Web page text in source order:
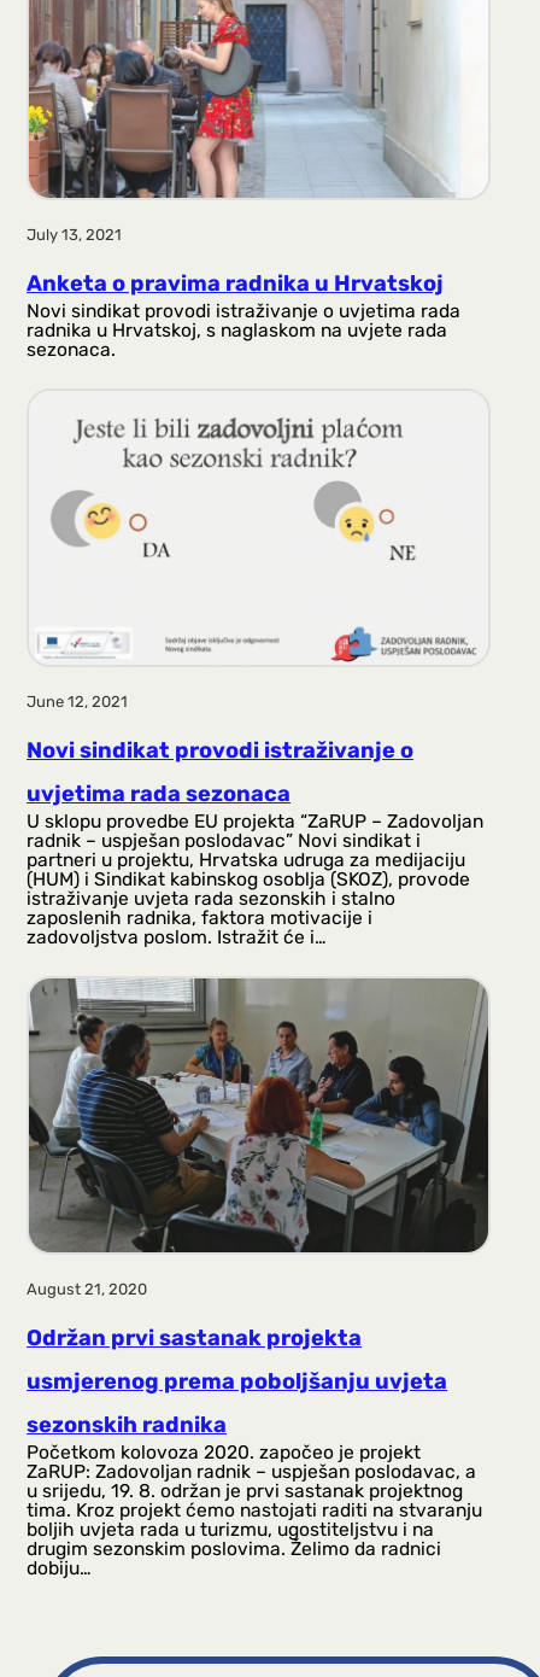
July 13, 2021
Anketa o pravima radnika u Hrvatskoj
Novi sindikat provodi istraživanje o uvjetima rada
radnika u Hrvatskoj, s naglaskom na uvjete rada
sezonaca.
June 12, 2021
Novi sindikat provodi istraživanje o
uvjetima rada sezonaca
U sklopu provedbe EU projekta “ZaRUP – Zadovoljan
radnik – uspješan poslodavac” Novi sindikat i
partneri u projektu, Hrvatska udruga za medijaciju
(HUM) i Sindikat kabinskog osoblja (SKOZ), provode
istraživanje uvjeta rada sezonskih i stalno
zaposlenih radnika, faktora motivacije i
zadovoljstva poslom. Istražit će i…
August 21, 2020
Održan prvi sastanak projekta
usmjerenog prema poboljšanju uvjeta
sezonskih radnika
Početkom kolovoza 2020. započeo je projekt
ZaRUP: Zadovoljan radnik – uspješan poslodavac, a
u srijedu, 19. 8. održan je prvi sastanak projektnog
tima. Kroz projekt ćemo nastojati raditi na stvaranju
boljih uvjeta rada u turizmu, ugostiteljstvu i na
drugim sezonskim poslovima. Želimo da radnici
dobiju…